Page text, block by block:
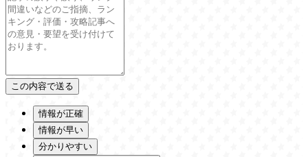
情報が正確
情報が早い
分かりやすい